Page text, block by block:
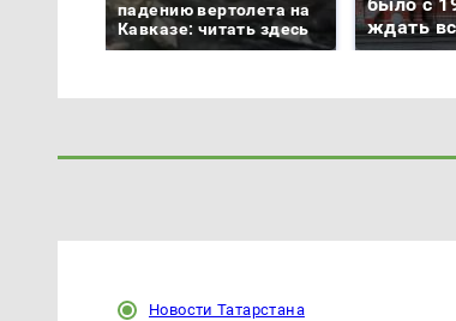
падению вертолета на
Кавказе: читать здесь
было с
ждать
Новости Татарстана